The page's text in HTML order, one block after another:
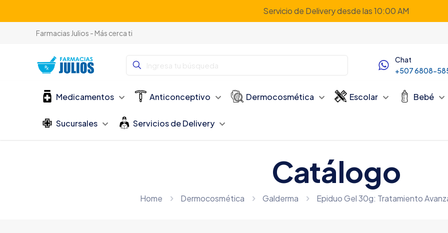
Servicio de Delivery desde las 10:00 AM
Farmacias Julios - Más cerca ti
Chat
+507 6808-
Medicamentos Anticonceptivo Dermocosmética Escolar Bebé
Sucursales Servicios de Delivery
Catálogo
Home Dermocosmética Galderma Epiduo Gel 30g: Tratamiento